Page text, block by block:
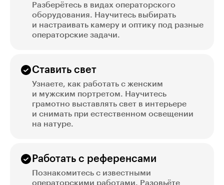
Разберётесь в видах операторского
оборудования. Научитесь выбирать
и настраивать камеру и оптику под разные
операторские задачи.
Ставить свет
Узнаете, как работать с женским
и мужским портретом. Научитесь
грамотно выставлять свет в интерьере
и снимать при естественном освещении
на натуре.
Работать с референсами
Познакомитесь с известными
операторскими работами. Разовьёте